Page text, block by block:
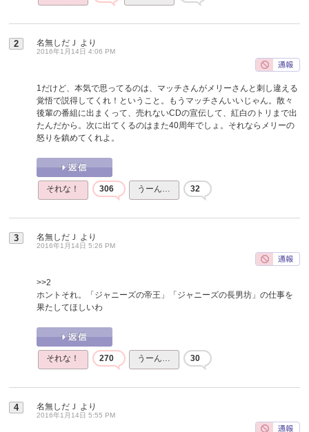
2 名無しだＪ より
2016年1月14日 4:06 PM
1だけど、本気で思ってるのは、マッチさんがメリーさんと刺し違える
覚悟で説得してくれ！ということ。もうマッチさんいいじゃん。散々
後輩の番組に出まくって、売れないCDの宣伝して、紅白のトリまで出
たんだから。次に出てくるのはまた40周年でしょ。それならメリーの
怒りを鎮めてくれよ。
それな！ 306 うーん… 32
3 名無しだＪ より
2016年1月14日 5:26 PM
>>2
ホントそれ。「ジャニーズの帝王」「ジャニーズの長男坊」の仕事を
果たしてほしいわ
それな！ 270 うーん… 30
4 名無しだＪ より
2016年1月14日 5:55 PM